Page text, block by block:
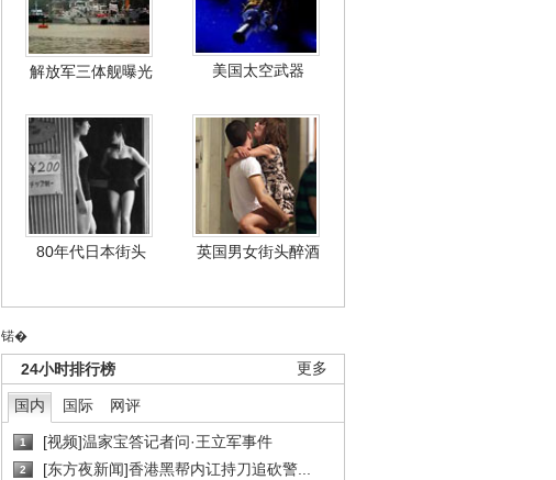
解放军三体舰曝光 美国太空武器
80年代日本街头 英国男女街头醉酒
锘�
更多
24小时排行榜
国内 国际 网评
1 [视频]温家宝答记者问·王立军事件
2 [东方夜新闻]香港黑帮内讧持刀追砍警...